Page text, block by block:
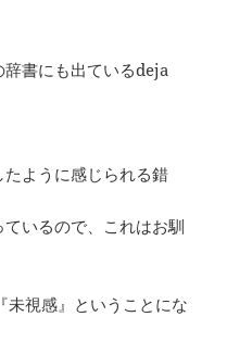
書にも出ているdeja
たように感じられる錯
いるので、これはお馴
視感』ということにな